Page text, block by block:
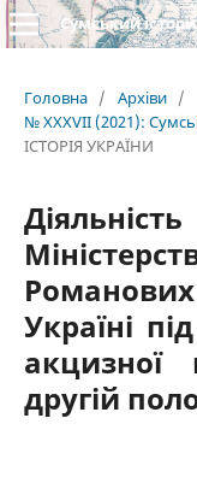
Сумський
Головна / Архіви /
№ XXXVII (2021):
ІСТОРІЯ УКРАЇНИ
Україні
другій